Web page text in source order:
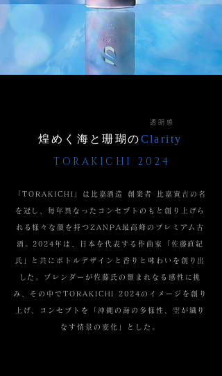
透 明 感
煌めく海と珊瑚のClarity
TORAKICHI​ 2024
「TORAKICHI」は比嘉酒造 創業者 比嘉寅吉の名
を冠し、毎年異なったコンセプトのもと創り上げら
れる様々な顔を持つZANPA最高峰のプレミアム古
酒。2024年は、日本を代表する作曲家「佐藤直紀
氏」と共にボトルデザインと香りと味わいを創り出
した。ブレンダーが佐藤氏の類まれなる感性に挑
み、その中でTORAKICHI 2024のイメージを創り
上げ、コンセプトを「沖縄の海の多様性、空が織り
なす情景の変化」とした。